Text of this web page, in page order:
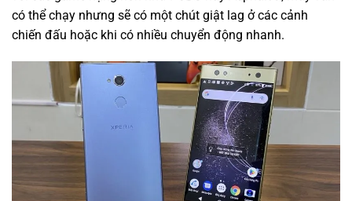
có thể chạy nhưng sẽ có một chút giật lag ở các cảnh
chiến đấu hoặc khi có nhiều chuyển động nhanh.